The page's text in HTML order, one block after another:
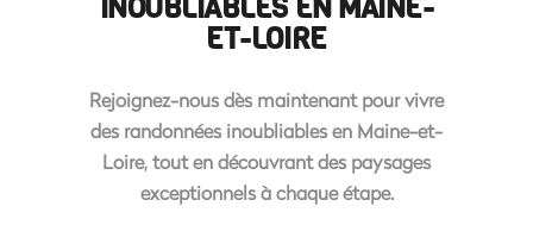
INOUBLIABLES EN MAINE-
ET-LOIRE
Rejoignez-nous dès maintenant pour vivre
des randonnées inoubliables en Maine-et-
Loire, tout en découvrant des paysages
exceptionnels à chaque étape.